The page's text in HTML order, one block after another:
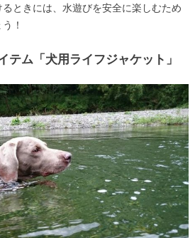
ときには、水遊びを安全に楽しむため
！
テム「犬用ライフジャケット」